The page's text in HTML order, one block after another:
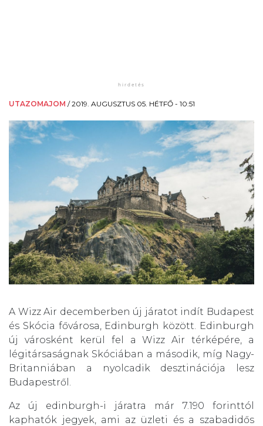
UTAZOMAJOM /2019. AUGUSZTUS 05. HÉTFŐ - 10:51
A Wizz Air decemberben új járatot indít Budapest
és Skócia fővárosa, Edinburgh között. Edinburgh
új városként kerül fel a Wizz Air térképére, a
légitársaságnak Skóciában a második, míg Nagy-
Britanniában a nyolcadik desztinációja lesz
Budapestről.
Az új edinburgh-i járatra már 7.190 forinttól
kaphatók jegyek, ami az üzleti és a szabadidős